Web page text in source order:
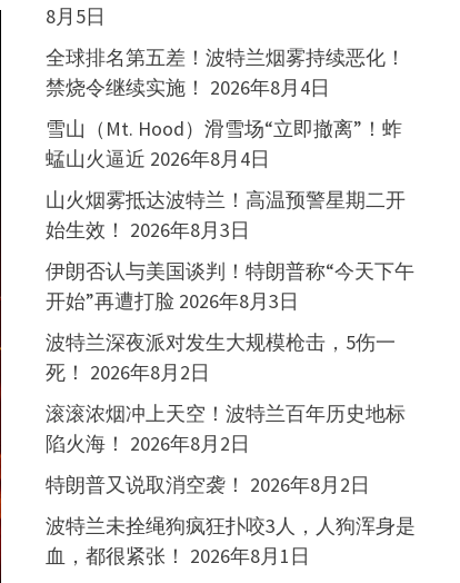
8月5日
全球排名第五差！波特兰烟雾持续恶化！
禁烧令继续实施！ 2026年8月4日
雪山（Mt. Hood）滑雪场“立即撤离”！蚱
蜢山火逼近 2026年8月4日
山火烟雾抵达波特兰！高温预警星期二开
始生效！ 2026年8月3日
伊朗否认与美国谈判！特朗普称“今天下午
开始”再遭打脸 2026年8月3日
波特兰深夜派对发生大规模枪击，5伤一
死！ 2026年8月2日
滚滚浓烟冲上天空！波特兰百年历史地标
陷火海！ 2026年8月2日
特朗普又说取消空袭！ 2026年8月2日
波特兰未拴绳狗疯狂扑咬3人，人狗浑身是
血，都很紧张！ 2026年8月1日